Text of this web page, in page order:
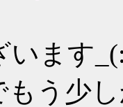
ます
もう少